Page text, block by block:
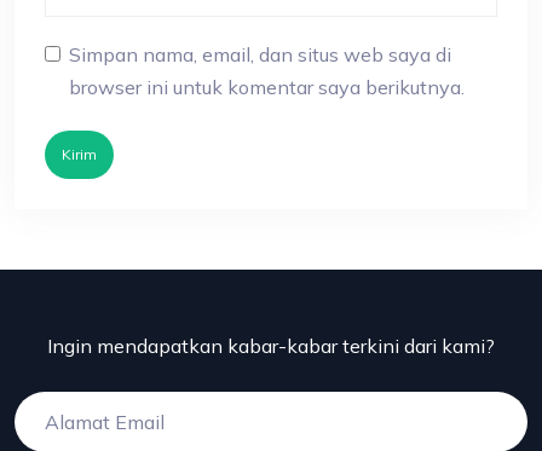
Simpan nama, email, dan situs web saya di
browser ini untuk komentar saya berikutnya.
Kirim
Ingin mendapatkan kabar-kabar terkini dari kami?